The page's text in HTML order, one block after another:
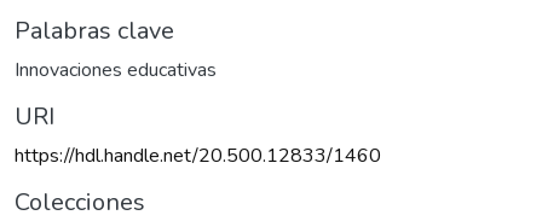
Palabras clave
Innovaciones educativas
URI
https://hdl.handle.net/20.500.12833/1460
Colecciones